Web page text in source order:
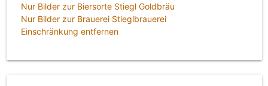
Nur Bilder zur Biersorte Stiegl Goldbräu
Nur Bilder zur Brauerei Stieglbrauerei
Einschränkung entfernen